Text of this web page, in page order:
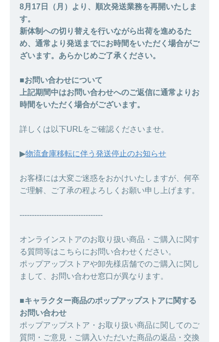
8月17日（月）より、順次発送業務を再開いたしま
す。
新体制への切り替えを行いながら出荷を進めるた
め、通常より発送までにお時間をいただく場合がご
ざいます。あらかじめご了承ください。
■お問い合わせについて
上記期間中はお問い合わせへのご返信に通常よりお
時間をいただく場合がございます。
詳しくは以下URLをご確認くださいませ。
▶︎物流倉庫移転に伴う発送停止のお知らせ
お客様には大変ご迷惑をおかけいたしますが、何卒
ご理解、ご了承の程よろしくお願い申し上げます。
----------------------------------
オンラインストアのお取り扱い商品・ご購入に関す
る質問等はこちらにお問い合わせください。
ポップアップストアや卸先様店舗でのご購入に関し
まして、お問い合わせ窓口が異なります。
■キャラクター商品のポップアップストアに関する
お問い合わせ
ポップアップストア・お取り扱い商品に関してのご
質問・ご意見・ご購入いただいた商品の返品・交換